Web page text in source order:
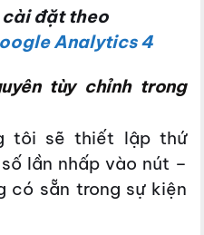
đặt theo
Analytics 4
tùy chỉnh trong
tôi sẽ thiết lập thứ
lần nhấp vào nút –
có sẵn trong sự kiện